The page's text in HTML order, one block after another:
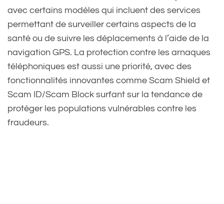
avec certains modèles qui incluent des services
permettant de surveiller certains aspects de la
santé ou de suivre les déplacements à l’aide de la
navigation GPS. La protection contre les arnaques
téléphoniques est aussi une priorité, avec des
fonctionnalités innovantes comme Scam Shield et
Scam ID/Scam Block surfant sur la tendance de
protéger les populations vulnérables contre les
fraudeurs.